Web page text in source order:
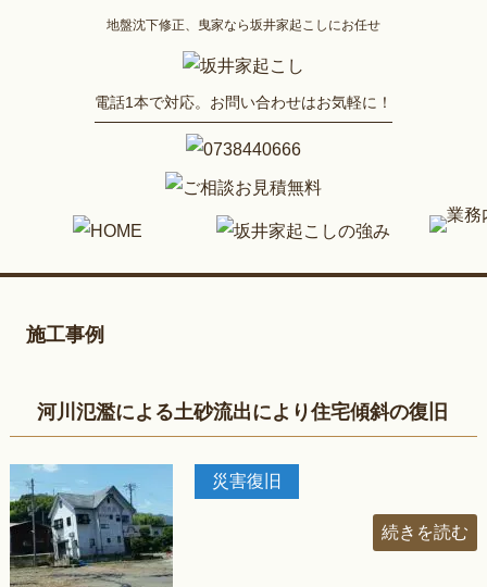
地盤沈下修正、曳家なら坂井家起こしにお任せ
電話1本で対応。お問い合わせはお気軽に！
施工事例
河川氾濫による土砂流出により住宅傾斜の復旧
災害復旧
続きを読む